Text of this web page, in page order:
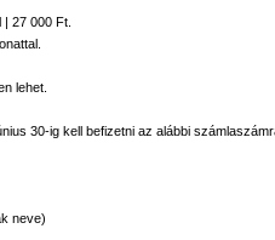
| 27 000 Ft.
lehet
30-ig kell befizetni az alábbi
neve)